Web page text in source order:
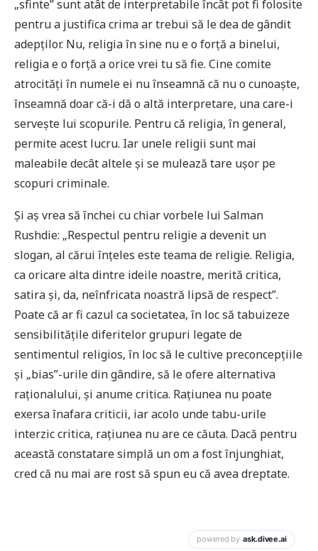
„sfinte” sunt atât de interpretabile încât pot fi folosite
pentru a justifica crima ar trebui să le dea de gândit
adepților. Nu, religia în sine nu e o forță a binelui,
religia e o forță a orice vrei tu să fie. Cine comite
atrocități în numele ei nu înseamnă că nu o cunoaște,
înseamnă doar că-i dă o altă interpretare, una care-i
servește lui scopurile. Pentru că religia, în general,
permite acest lucru. Iar unele religii sunt mai
maleabile decât altele și se mulează tare ușor pe
scopuri criminale.
Și aș vrea să închei cu chiar vorbele lui Salman
Rushdie: „Respectul pentru religie a devenit un
slogan, al cărui înțeles este teama de religie. Religia,
ca oricare alta dintre ideile noastre, merită critica,
satira și, da, neînfricata noastră lipsă de respect”.
Poate că ar fi cazul ca societatea, în loc să tabuizeze
sensibilitățile diferitelor grupuri legate de
sentimentul religios, în loc să le cultive preconcepțiile
și „bias”-urile din gândire, să le ofere alternativa
raționalului, și anume critica. Rațiunea nu poate
exersa înafara criticii, iar acolo unde tabu-urile
interzic critica, rațiunea nu are ce căuta. Dacă pentru
această constatare simplă un om a fost înjunghiat,
cred că nu mai are rost să spun eu că avea dreptate.